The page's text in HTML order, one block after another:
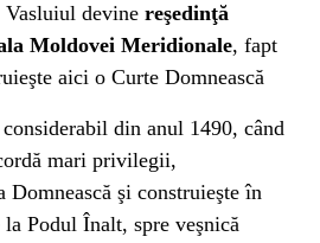
devine reşedinţă
Moldovei Meridionale, fapt
aici o Curte Domnească
din anul 1490, când
mari privilegii,
Domnească şi construieşte în
Podul Înalt, spre veşnică